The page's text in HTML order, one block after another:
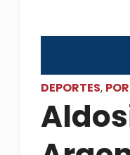
DEPORTES,